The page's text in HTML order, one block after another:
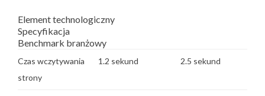
Element technologiczny
Specyfikacja
Benchmark branżowy
Czas wczytywania
strony
1.2 sekund 2.5 sekund